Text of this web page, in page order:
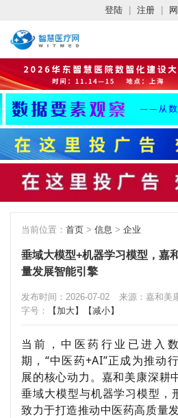
登陆 注册
当前位置： 首页 > 信息 > 企业
垂域大模型+机器学习模型，嘉
量发展智能引擎
发布时间：2026-07-02 来源：嘉和美
字号：
【加大】 【减小】
当前，中医药行业已进入
期， “中医药+AI”正成为推动
展的核心动力。嘉和美康深耕
垂域大模型与机器学习模型，
致力于打造推动中医药高质量